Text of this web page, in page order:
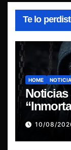
Te lo
HOME
Noticias
marca
10/08/